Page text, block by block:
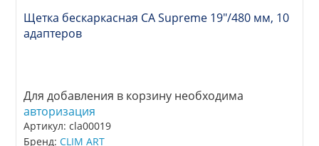
Щетка бескаркасная CA Supreme 19"/480 мм, 10
адаптеров
Для добавления в корзину необходима
авторизация
Артикул: cla00019
Бренд:CLIM ART